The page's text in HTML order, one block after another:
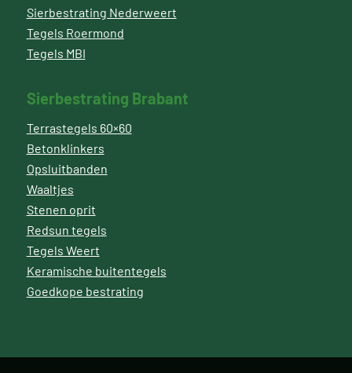
Sierbestrating Nederweert
Tegels Roermond
Tegels MBI
Sierbestrating Brabant
Terrastegels 60×60
Betonklinkers
Opsluitbanden
Waaltjes
Stenen oprit
Redsun tegels
Tegels Weert
Keramische buitentegels
Goedkope bestrating